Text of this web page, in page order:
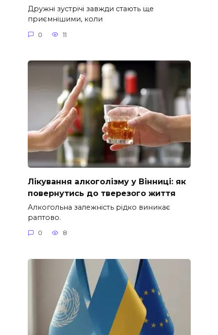
Дружні зустрічі завжди стають ще
приємнішими, коли
0 11
Лікування алкоголізму у Вінниці: як
повернутись до тверезого життя
Алкогольна залежність рідко виникає
раптово.
0 8